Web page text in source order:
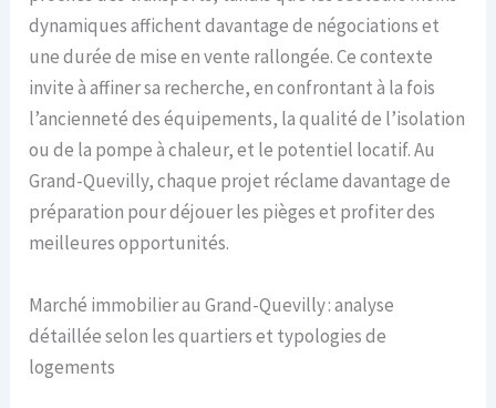
dynamiques affichent davantage de négociations et
une durée de mise en vente rallongée. Ce contexte
invite à affiner sa recherche, en confrontant à la fois
l’ancienneté des équipements, la qualité de l’isolation
ou de la pompe à chaleur, et le potentiel locatif. Au
Grand-Quevilly, chaque projet réclame davantage de
préparation pour déjouer les pièges et profiter des
meilleures opportunités.
Marché immobilier au Grand-Quevilly : analyse
détaillée selon les quartiers et typologies de
logements